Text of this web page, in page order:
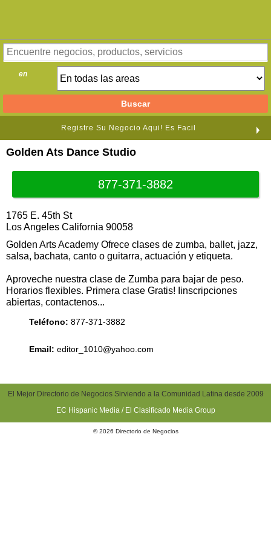
en
Registre Su Negocio Aqui! Es Facil
Golden Ats Dance Studio
877-371-3882
1765 E. 45th St
Los Angeles California 90058
Golden Arts Academy Ofrece clases de zumba, ballet, jazz,
salsa, bachata, canto o guitarra, actuación y etiqueta.
Aproveche nuestra clase de Zumba para bajar de peso.
Horarios flexibles. Primera clase Gratis! Iinscripciones
abiertas, contactenos...
Teléfono: 877-371-3882
Email: editor_1010@yahoo.com
El Mejor Directorio de Negocios Sirviendo a la Comunidad Latina desde 2009
EC Hispanic Media / El Clasificado Media Group
© 2026 Directorio de Negocios